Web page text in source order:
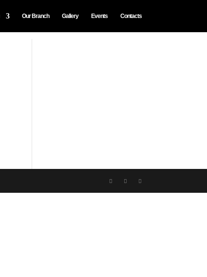
Our Branch Gallery Events Contacts